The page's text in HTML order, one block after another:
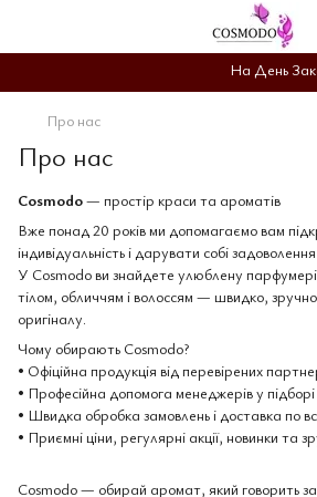
На День
Про нас
Про нас
Cosmodo— простір краси та ароматів
Вже понад 20 років ми допомагаємо вам
індивідуальність і дарувати собі
У Cosmodo ви знайдете улюблену
тілом, обличчям і волоссям — швидко,
оригіналу.
Чому обирають Cosmodo?
• Офіційна продукція від перевірених
• Професійна допомога менеджерів у
• Швидка обробка замовлень і доставка по
• Приємні ціни, регулярні акції, новинки та
Cosmodo — обирай аромат, який говорить